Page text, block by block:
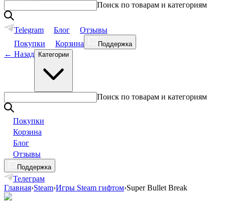
Поиск по товарам и категориям
Telegram Блог
Отзывы
Покупки
Корзина Поддержка
← Назад Категории
Поиск по товарам и категориям
Покупки
Корзина
Блог
Отзывы
Поддержка
Телеграм
Главная›Steam›Игры Steam гифтом›Super Bullet Break